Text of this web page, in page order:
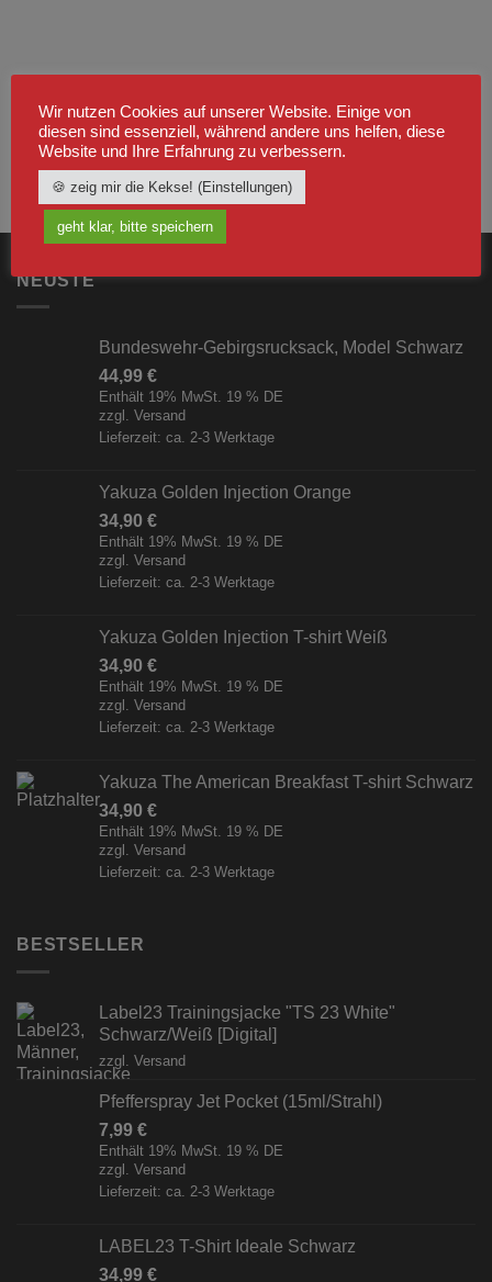
NEUSTE
Bundeswehr-Gebirgsrucksack, Model Schwarz
44,99 €
Enthält 19% MwSt. 19 % DE
zzgl. Versand
Lieferzeit: ca. 2-3 Werktage
Yakuza Golden Injection Orange
34,90 €
Enthält 19% MwSt. 19 % DE
zzgl. Versand
Lieferzeit: ca. 2-3 Werktage
Yakuza Golden Injection T-shirt Weiß
34,90 €
Enthält 19% MwSt. 19 % DE
zzgl. Versand
Lieferzeit: ca. 2-3 Werktage
Yakuza The American Breakfast T-shirt Schwarz
34,90 €
Enthält 19% MwSt. 19 % DE
zzgl. Versand
Lieferzeit: ca. 2-3 Werktage
BESTSELLER
Label23 Trainingsjacke "TS 23 White"
Schwarz/Weiß [Digital]
zzgl. Versand
Pfefferspray Jet Pocket (15ml/Strahl)
7,99 €
Enthält 19% MwSt. 19 % DE
zzgl. Versand
Lieferzeit: ca. 2-3 Werktage
LABEL23 T-Shirt Ideale Schwarz
34,99 €
Wir nutzen Cookies auf unserer Website. Einige von
diesen sind essenziell, während andere uns helfen, diese
Website und Ihre Erfahrung zu verbessern.
🍪 zeig mir die Kekse! (Einstellungen)
geht klar, bitte speichern